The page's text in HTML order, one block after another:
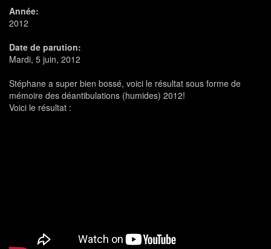
Année:
2012
Date de parution:
Mardi, 5 juin, 2012
Stéphane a super bien bossé, voici le résultat sous forme de
mémoire des déantibulations (humides) 2012!
Voici le résultat :